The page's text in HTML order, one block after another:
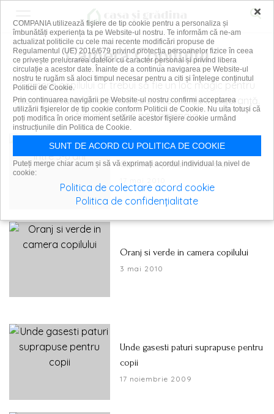
Camera Copilului
Camera copilului ar trebui să fie un loc magic pentru
micul ei locatar, în care să se simtă mereu în siguranță.
Aici afli cum o poți amenaja.
Camera copilului intre 3-6 ani
Oranj si verde in camera copilului
3 mai 2010
Unde gasesti paturi suprapuse pentru
copii
17 noiembrie 2009
×
COMPANIA utilizează fişiere de tip cookie pentru a personaliza și
îmbunătăți experiența ta pe Website-ul nostru. Te informăm că ne-am
actualizat politicile cu cele mai recente modificări propuse de
Regulamentul (UE) 2016/679 privind protecția persoanelor fizice în ceea
ce privește prelucrarea datelor cu caracter personal și privind libera
circulație a acestor date. Înainte de a continua navigarea pe Website-ul
nostru te rugăm să aloci timpul necesar pentru a citi și înțelege conținutul
Politicii de Cookie.
Prin continuarea navigării pe Website-ul nostru confirmi acceptarea
utilizării fişierelor de tip cookie conform Politicii de Cookie. Nu uita totuși că
poți modifica în orice moment setările acestor fişiere cookie urmând
instrucțiunile din Politica de Cookie.
SUNT DE ACORD CU POLITICA DE COOKIE
Puteți merge chiar acum și să vă exprimați acordul individual la nivel de
cookie:
Politica de colectare acord cookie
Politica de confidențialitate